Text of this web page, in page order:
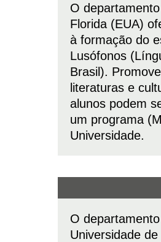
O
Florida (EUA)
à formação do
Lusófonos
Brasil).
literaturas e
alunos podem
um programa
Universidade.
O
Universidade